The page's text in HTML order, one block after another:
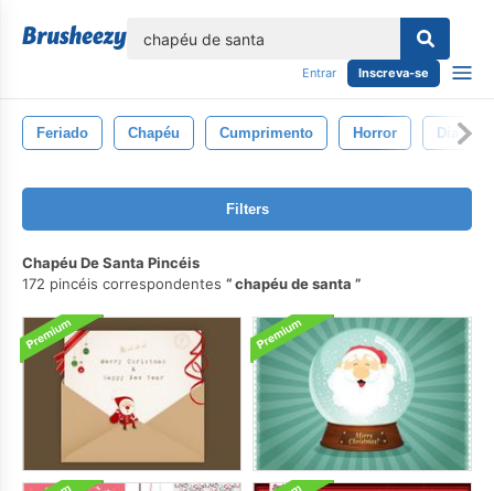
Entrar Inscreva-se
Feriado Chapéu Cumprimento Horror Dia
Filters
Chapéu De Santa Pincéis
172 pincéis correspondentes
chapéu de santa